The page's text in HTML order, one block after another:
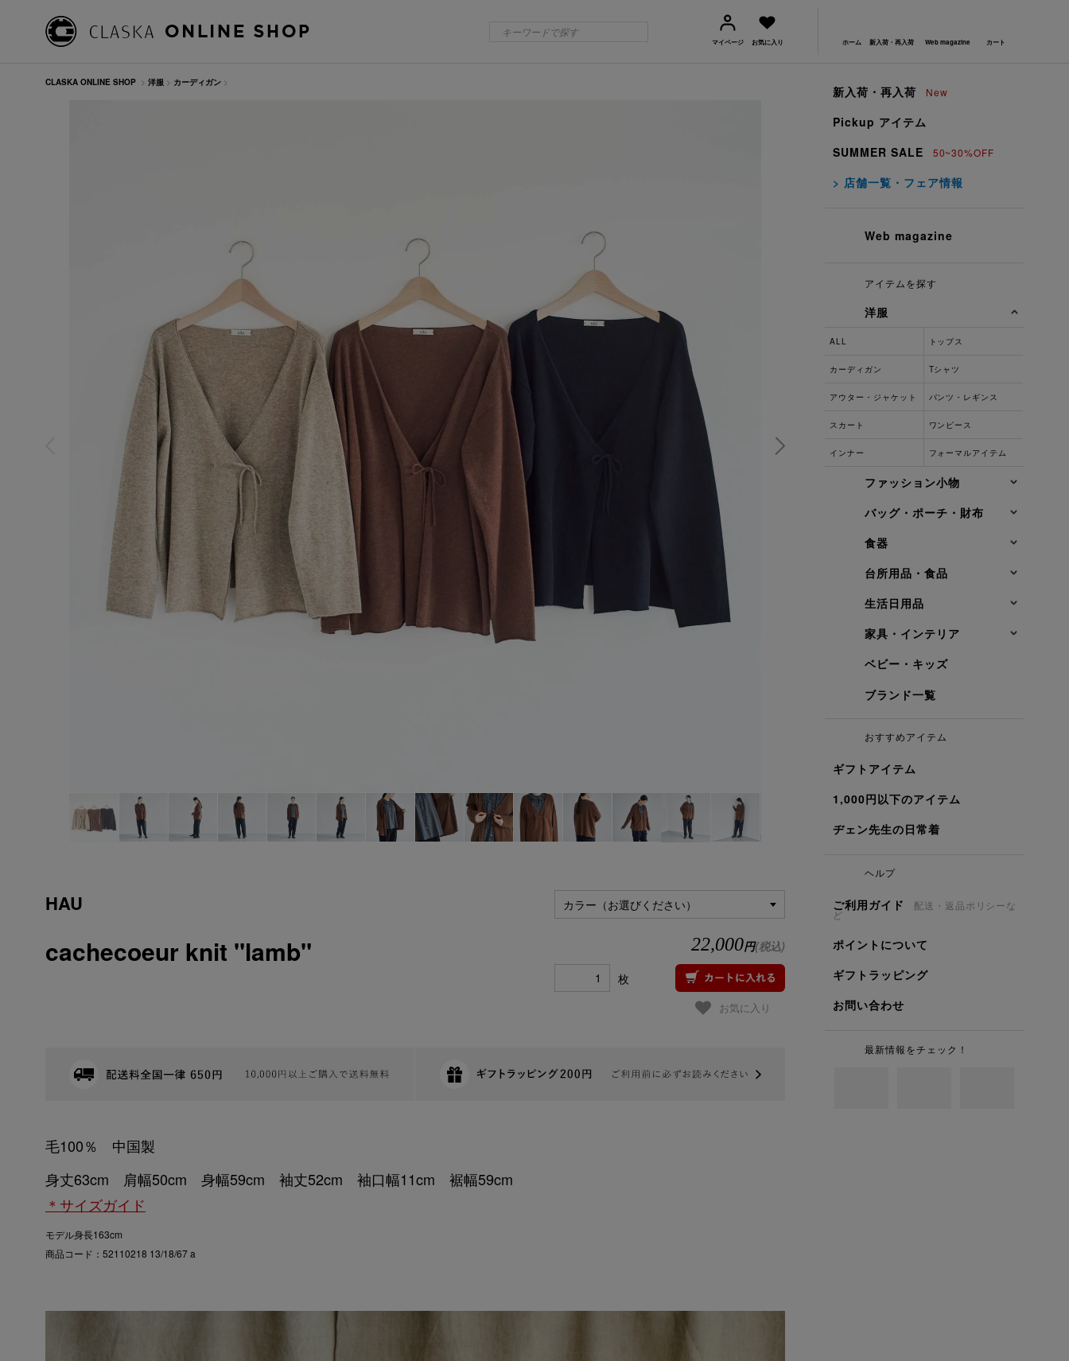
マイページ お気に入り ホーム 新入荷・再入荷 Web magazine カート
新入荷・再入荷 New
Pickup アイテム
SUMMER SALE
50~30%OFF
> 店舗一覧・フェア情報
Web magazine
アイテムを探す
洋服
ALL トップス
カーディガン Tシャツ
アウター・ジャケット パンツ・レギンス
スカート ワンピース
インナー フォーマルアイテム
ファッション小物
バッグ・ポーチ・財布
食器
台所用品・食品
生活日用品
家具・インテリア
ベビー・キッズ
ブランド一覧
おすすめアイテム
ギフトアイテム
1,000円以下のアイテム
ヂェン先生の日常着
ヘルプ
ご利用ガイド 配送・返品ポリシーな
ど
ポイントについて
ギフトラッピング
お問い合わせ
最新情報をチェック！
CLASKA ONLINE SHOP > 洋服 > カーディガン >
HAU
cachecoeur knit "lamb"
カラー（お選びください）
22,000円(税込)
枚
お気に入り
毛100％ 中国製
身丈63cm 肩幅50cm 身幅59cm 袖丈52cm 袖口幅11cm 裾幅59cm
＊サイズガイド
モデル身長163cm
商品コード：52110218 13/18/67 a